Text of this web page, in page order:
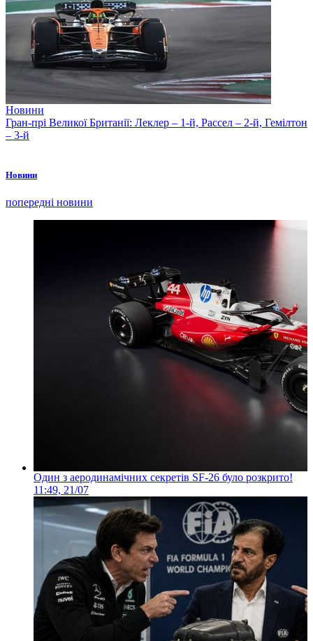
Новини
Гран-прі Великої Британії: Леклер – 1-й, Рассел – 2-й, Гемілтон
– 3-й
Новини
попередні новини
Один з аеродинамічних секретів SF-26 було розкрито!
11:49, 21/07